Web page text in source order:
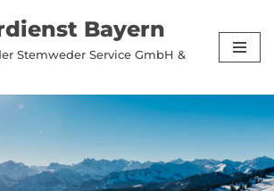
Bayern
Stemweder Service GmbH &